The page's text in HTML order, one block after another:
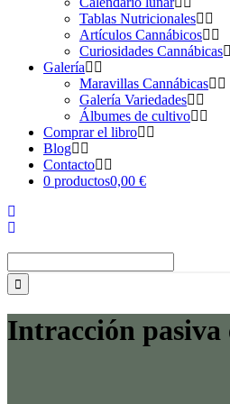
Tablas Nutricionales
Artículos Cannábicos
Curiosidades Cannábicas
Galería
Maravillas Cannábicas
Galería Variedades
Álbumes de cultivo
Comprar el libro
Blog
Contacto
0 productos0,00 €
Intracción